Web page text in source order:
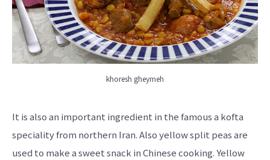
khoresh gheymeh
It is also an important ingredient in the famous a kofta
speciality from northern Iran. Also yellow split peas are
used to make a sweet snack in Chinese cooking. Yellow